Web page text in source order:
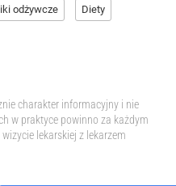
odżywcze Diety
charakter informacyjny i nie
w praktyce powinno za każdym
lekarskiej z lekarzem